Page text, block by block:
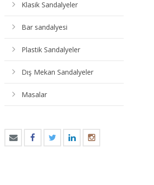
Klasik Sandalyeler
Bar sandalyesi
Plastik Sandalyeler
Dış Mekan Sandalyeler
Masalar